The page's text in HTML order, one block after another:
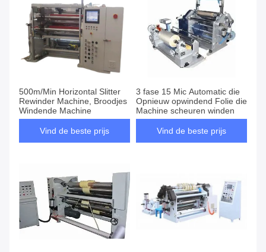
500m/Min Horizontal Slitter
Rewinder Machine, Broodjes
Windende Machine
Vind de beste prijs
3 fase 15 Mic Automatic die
Opnieuw opwindend Folie die
Machine scheuren winden
Vind de beste prijs